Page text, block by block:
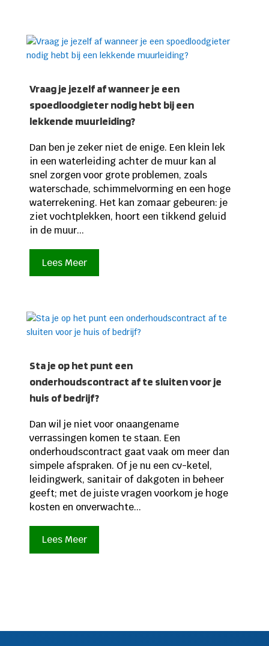
Vraag je jezelf af wanneer je een
spoedloodgieter nodig hebt bij een
lekkende muurleiding?
Dan ben je zeker niet de enige. Een klein lek
in een waterleiding achter de muur kan al
snel zorgen voor grote problemen, zoals
waterschade, schimmelvorming en een hoge
waterrekening. Het kan zomaar gebeuren: je
ziet vochtplekken, hoort een tikkend geluid
in de muur...
Lees Meer
Sta je op het punt een
onderhoudscontract af te sluiten voor je
huis of bedrijf?
Dan wil je niet voor onaangename
verrassingen komen te staan. Een
onderhoudscontract gaat vaak om meer dan
simpele afspraken. Of je nu een cv-ketel,
leidingwerk, sanitair of dakgoten in beheer
geeft; met de juiste vragen voorkom je hoge
kosten en onverwachte...
Lees Meer